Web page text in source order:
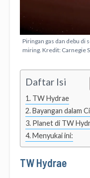
Piringan gas dan debu di
miring. Kredit: Carnegie
Daftar Isi
TW Hydrae
Bayangan dalam
Planet di TW
Menyukai ini:
TW Hydrae